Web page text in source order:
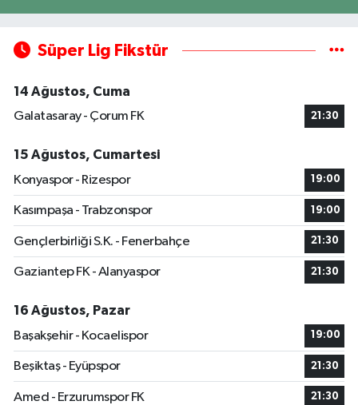
Süper Lig Fikstür
14 Ağustos, Cuma
Galatasaray - Çorum FK
21:30
15 Ağustos, Cumartesi
Konyaspor - Rizespor
19:00
Kasımpaşa - Trabzonspor 19:00
Gençlerbirliği S.K. - Fenerbahçe 21:30
Gaziantep FK - Alanyaspor 21:30
16 Ağustos, Pazar
Başakşehir - Kocaelispor
19:00
Beşiktaş - Eyüpspor 21:30
Amed - Erzurumspor FK 21:30